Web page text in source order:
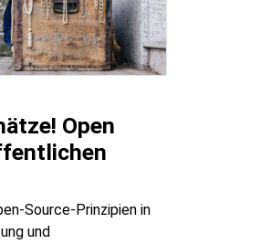
Open
Source-Prinzipien in
und